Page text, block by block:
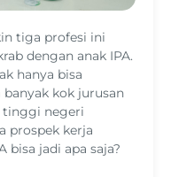
tiga profesi ini
dengan anak IPA.
hanya bisa
kok jurusan
tinggi negeri
prospek kerja
bisa jadi apa saja?